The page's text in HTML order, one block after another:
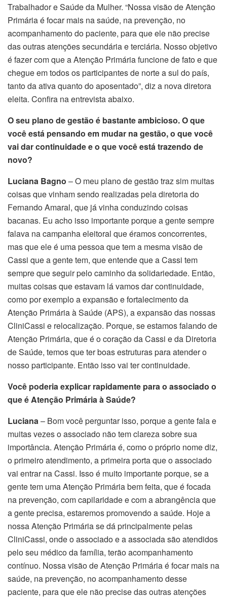
Trabalhador e Saúde da Mulher. “Nossa visão de Atenção
Primária é focar mais na saúde, na prevenção, no
acompanhamento do paciente, para que ele não precise
das outras atenções secundária e terciária. Nosso objetivo
é fazer com que a Atenção Primária funcione de fato e que
chegue em todos os participantes de norte a sul do país,
tanto da ativa quanto do aposentado”, diz a nova diretora
eleita. Confira na entrevista abaixo.
O seu plano de gestão é bastante ambicioso. O que
você está pensando em mudar na gestão, o que você
vai dar continuidade e o que você está trazendo de
novo?
Luciana Bagno – O meu plano de gestão traz sim muitas
coisas que vinham sendo realizadas pela diretoria do
Fernando Amaral, que já vinha conduzindo coisas
bacanas. Eu acho isso importante porque a gente sempre
falava na campanha eleitoral que éramos concorrentes,
mas que ele é uma pessoa que tem a mesma visão de
Cassi que a gente tem, que entende que a Cassi tem
sempre que seguir pelo caminho da solidariedade. Então,
muitas coisas que estavam lá vamos dar continuidade,
como por exemplo a expansão e fortalecimento da
Atenção Primária à Saúde (APS), a expansão das nossas
CliniCassi e relocalização. Porque, se estamos falando de
Atenção Primária, que é o coração da Cassi e da Diretoria
de Saúde, temos que ter boas estruturas para atender o
nosso participante. Então isso vai ter continuidade.
Você poderia explicar rapidamente para o associado o
que é Atenção Primária à Saúde?
Luciana– Bom você perguntar isso, porque a gente fala e
muitas vezes o associado não tem clareza sobre sua
importância. Atenção Primária é, como o próprio nome diz,
o primeiro atendimento, a primeira porta que o associado
vai entrar na Cassi. Isso é muito importante porque, se a
gente tem uma Atenção Primária bem feita, que é focada
na prevenção, com capilaridade e com a abrangência que
a gente precisa, estaremos promovendo a saúde. Hoje a
nossa Atenção Primária se dá principalmente pelas
CliniCassi, onde o associado e a associada são atendidos
pelo seu médico da família, terão acompanhamento
contínuo. Nossa visão de Atenção Primária é focar mais na
saúde, na prevenção, no acompanhamento desse
paciente, para que ele não precise das outras atenções